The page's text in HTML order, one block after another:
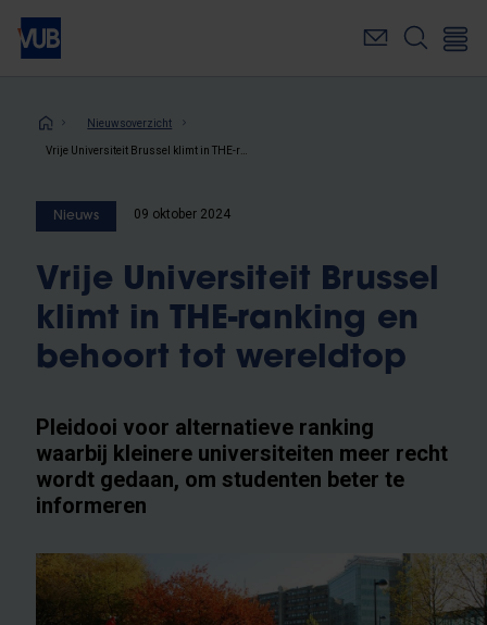
Overslaan
naar
inhoudKruimelpad
Nieuwsoverzicht
Nieuws 09 oktober 2024
Vrije Universiteit Brussel
klimt in THE-ranking en
behoort tot wereldtop
Pleidooi voor alternatieve ranking
waarbij kleinere universiteiten meer recht
wordt gedaan, om studenten beter te
informeren